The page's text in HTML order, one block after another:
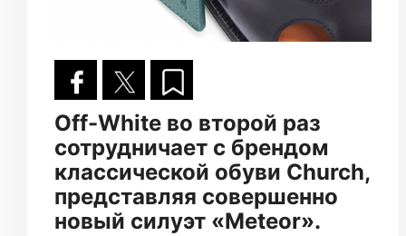
Off-White во второй раз
сотрудничает с брендом
классической обуви Church,
представляя совершенно
новый силуэт «Meteor».